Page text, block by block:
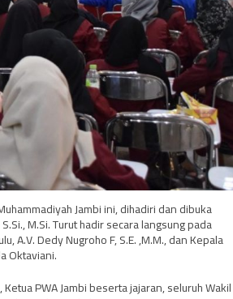
Jambi ini, dihadiri dan dibuka
M.Si. Turut hadir secara langsung pada
A.V. Dedy Nugroho F, S.E. ,M.M., dan Kepala
Oktaviani.
PWA Jambi beserta jajaran, seluruh Wakil